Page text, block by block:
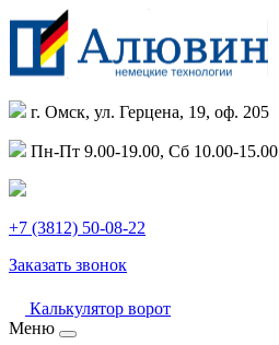
г. Омск, ул. Герцена, 19, оф. 205
Пн-Пт 9.00-19.00, Сб 10.00-15.00
+7 (3812) 50-08-22
Заказать звонок
Калькулятор ворот
Меню